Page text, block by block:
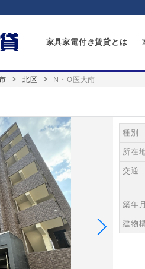
家具家電付き賃貸とは
北区 N・O医大南
種別
所在
交通
築年月
建物